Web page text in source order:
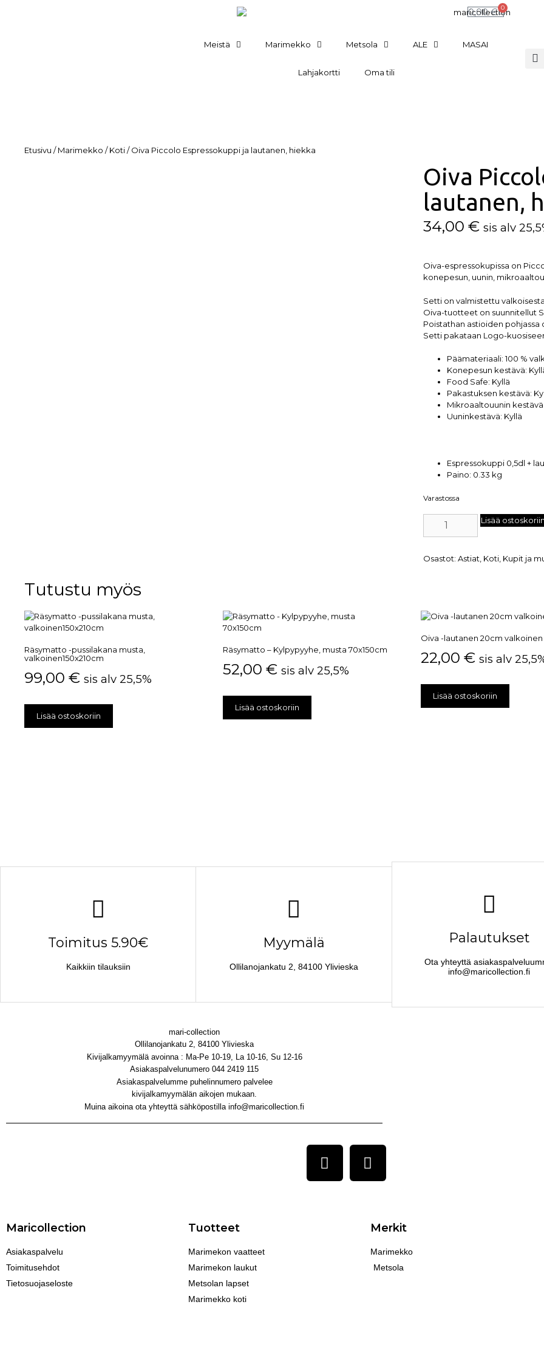
0,00€ 0
Meistä Marimekko Metsola ALE MASAI
Lahjakortti Oma tili
Etusivu /Marimekko /Koti/ Oiva Piccolo Espressokuppi ja lautanen, hiekka
Oiva
lautanen,
34,00€ sis alv
Oiva-espressokupissa on
konepesun, uunin,
Setti on valmistettu
Oiva-tuotteet on suunnitellut
Poistathan astioiden
Setti pakataan Logo-
Päämateriaali:100 %
Konepesun kestävä:
Food Safe: Kyllä
Pakastuksen kestävä:
Mikroaaltouunin
Uuninkestävä: Kyllä
Espressokuppi 0,5dl +
Paino: 0.33 kg
Varastossa
Lisää
Osastot:Astiat Koti Kupit ja
Tutustu myös
Räsymatto -pussilakana musta,
valkoinen150x210cm
99,00 € sis alv 25,5%
Lisää ostoskoriin
Räsymatto – Kylpypyyhe, musta 70x150cm
52,00 € sis alv 25,5%
Lisää ostoskoriin
Oiva -lautanen 20cm valkoinen
22,00€ sis alv
Lisää ostoskoriin
Toimitus 5.90€
Kaikkiin tilauksiin
Myymälä
Ollilanojankatu 2, 84100 Ylivieska
Palautukset
Ota yhteyttä
info@maricollection.fi
mari-collection
Ollilanojankatu 2, 84100 Ylivieska
Kivijalkamyymälä avoinna : Ma-Pe 10-19, La 10-16, Su 12-16
Asiakaspalvelunumero 044 2419 115
Asiakaspalvelumme puhelinnumero palvelee
kivijalkamyymälän aikojen mukaan.
Muina aikoina ota yhteyttä sähköpostilla info@maricollection.fi
Maricollection
Asiakaspalvelu
Toimitusehdot
Tietosuojaseloste
Tuotteet
Marimekon vaatteet
Marimekon laukut
Metsolan lapset
Marimekko koti
Merkit
Marimekko
Metsola